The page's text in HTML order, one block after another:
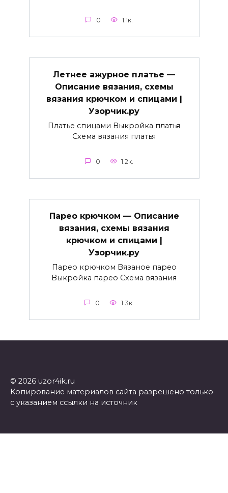
0 1.1к.
Летнее ажурное платье —
Описание вязания, схемы
вязания крючком и спицами |
Узорчик.ру
Платье спицами Выкройка платья
Схема вязания платья
0 1.2к.
Парео крючком — Описание
вязания, схемы вязания
крючком и спицами |
Узорчик.ру
Парео крючком Вязаное парео
Выкройка парео Схема вязания
0 1.3к.
© 2026 uzor4ik.ru
Копирование материалов сайта разрешено только
с указанием ссылки на источник